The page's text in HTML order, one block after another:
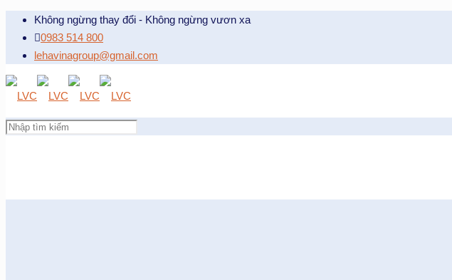
Không ngừng thay đổi - Không ngừng vươn xa
0983 514 800
lehavinagroup@gmail.com